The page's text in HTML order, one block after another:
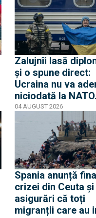
Casa Albă
că Trump nu s-a
niciun moment în
pericol
Zalujnîi lasă
și o spune direct:
Ucraina nu va
niciodată la
auzit 12 ani povești
privind aderarea
04 AUGUST 2026
Spania anunță
crizei din Ceuta și
asigurări că toți
migranții care au